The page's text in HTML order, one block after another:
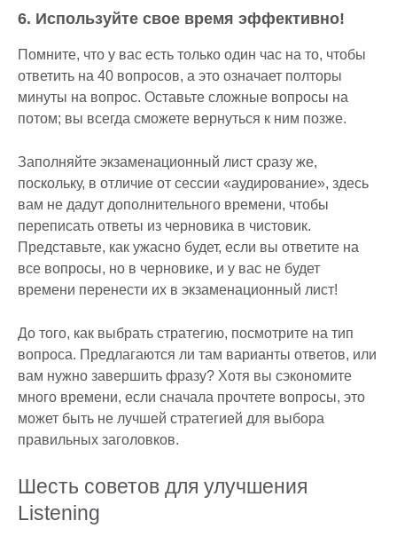
6. Используйте свое время эффективно!
Помните, что у вас есть только один час на то, чтобы
ответить на 40 вопросов, а это означает полторы
минуты на вопрос. Оставьте сложные вопросы на
потом; вы всегда сможете вернуться к ним позже.
Заполняйте экзаменационный лист сразу же,
поскольку, в отличие от сессии «аудирование», здесь
вам не дадут дополнительного времени, чтобы
переписать ответы из черновика в чистовик.
Представьте, как ужасно будет, если вы ответите на
все вопросы, но в черновике, и у вас не будет
времени перенести их в экзаменационный лист!
До того, как выбрать стратегию, посмотрите на тип
вопроса. Предлагаются ли там варианты ответов, или
вам нужно завершить фразу? Хотя вы сэкономите
много времени, если сначала прочтете вопросы, это
может быть не лучшей стратегией для выбора
правильных заголовков.
Шесть советов для улучшения
Listening